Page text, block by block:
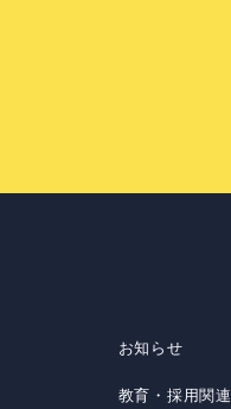
お知らせ
教育・採用関